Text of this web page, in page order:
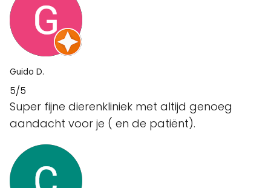
Guido D.
5/5
Super fijne dierenkliniek met altijd genoeg
aandacht voor je ( en de patiënt).